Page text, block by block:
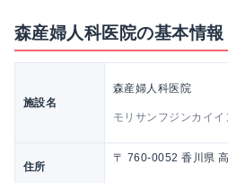
森産婦人科医院の基本情
施設名
森産婦人科医院
モリサンフジンカイイ
住所
〒 760-0052 香川県